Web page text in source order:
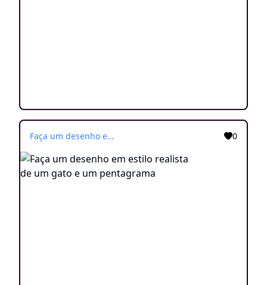
Faça um desenho em estilo realista de um gato e um pentagrama 0